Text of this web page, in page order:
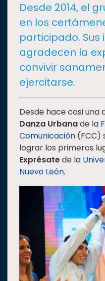
DEPORTES
I+D+IEXPERTOS
SALUD
SUSTENTABILIDAD
TEMAS
Oferta
Estudiantes
Investigación
Internacionalización
Responsabilidad
social
Desde 2014, el
en los
participado.
agradecen la
convivir
ejercitarse.
Desde hace casi una
Danza Urbanade la
Comunicación (FCC)
lograr los primeros
Exprésatede la
Nuevo León.